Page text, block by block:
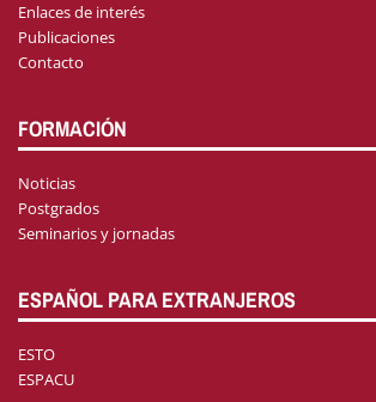
Enlaces de interés
Publicaciones
Contacto
FORMACIÓN
Noticias
Postgrados
Seminarios y jornadas
ESPAÑOL PARA EXTRANJEROS
ESTO
ESPACU